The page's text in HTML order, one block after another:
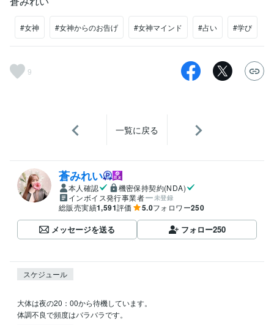
#女神 #女神からのお告げ #女神マインド #占い #学び
9
一覧に戻る
蒼みれい
本人確認
機密保持契約(NDA)
インボイス発行事業者
未登録
総販売実績1,591評価 5.0フォロワー250
メッセージを送る フォロー250
スケジュール
大体は夜の20：00から待機しています。
体調不良で頻度はバラバラです。